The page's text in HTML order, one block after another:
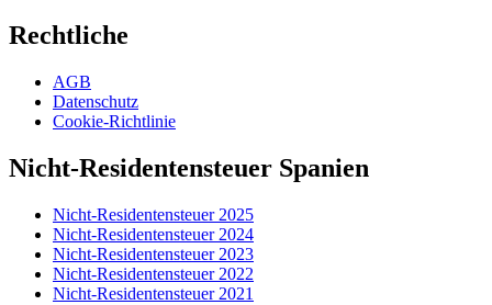
Rechtliche
AGB
Datenschutz
Cookie-Richtlinie
Nicht-Residentensteuer Spanien
Nicht-Residentensteuer 2025
Nicht-Residentensteuer 2024
Nicht-Residentensteuer 2023
Nicht-Residentensteuer 2022
Nicht-Residentensteuer 2021